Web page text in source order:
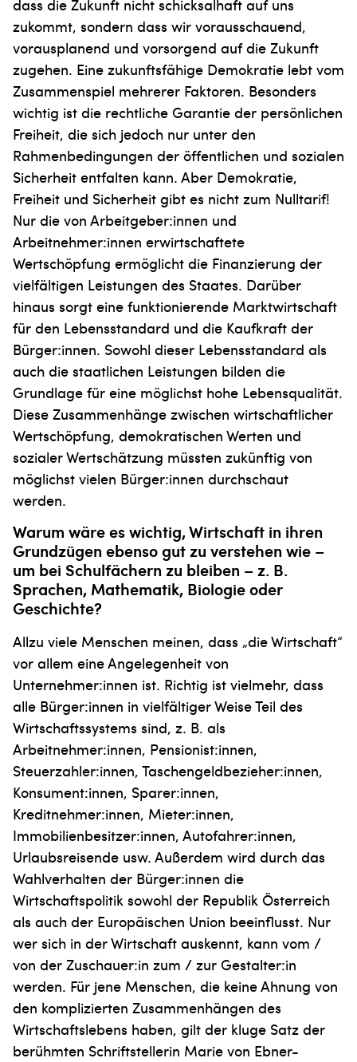
dass die Zukunft nicht schicksalhaft auf uns
zukommt, sondern dass wir vorausschauend,
vorausplanend und vorsorgend auf die Zukunft
zugehen. Eine zukunftsfähige Demokratie lebt vom
Zusammenspiel mehrerer Faktoren. Be­sonders
wichtig ist die rechtliche Garantie der persönlichen
Freiheit, die sich jedoch nur unter den
Rahmenbedingungen der öffentlichen und sozialen
Sicherheit ent­falten kann. Aber Demokratie,
Freiheit und Sicherheit gibt es nicht zum Nulltarif!
Nur die von Arbeitgeber:innen und
Arbeitnehmer:innen erwirtschaftete
Wertschöpfung ermöglicht die Finanzierung der
vielfältigen Leistun­gen des Staates. Darüber
hinaus sorgt eine funktionierende Marktwirtschaft
für den Lebensstandard und die Kaufkraft der
Bürger:innen. Sowohl dieser Lebensstandard als
auch die staatlichen Leistungen bilden die
Grundlage für eine möglichst hohe Lebensqualität.
Diese Zusammenhänge zwischen wirtschaftlicher
Wertschöpfung, demokratischen Werten und
sozialer Wertschätzung müssten zukünftig von
möglichst vielen Bürger:innen durchschaut
werden.
Warum wäre es wichtig, Wirtschaft in ihren
Grundzügen ebenso gut zu ver­stehen wie –
um bei Schulfächern zu bleiben – z. B.
Sprachen, Mathematik, Biologie oder
Geschichte?
Allzu viele Menschen meinen, dass „die Wirtschaft“
vor allem eine Angelegenheit von
Unternehmer:innen ist. Richtig ist vielmehr, dass
alle Bürger:innen in vielfäl­tiger Weise Teil des
Wirtschaftssystems sind, z. B. als
Arbeitnehmer:innen, Pensionist:innen,
Steuerzahler:innen, Taschengeld­bezieher:innen,
Konsument:innen, Sparer:innen,
Kreditnehmer:innen, Mieter:innen,
Immobilienbesitzer:innen, Autofahrer:innen,
Urlaubsreisende usw. Außerdem wird durch das
Wahlverhalten der Bürger:innen die
Wirtschaftspolitik sowohl der Republik Österreich
als auch der Europäischen Union beeinflusst. Nur
wer sich in der Wirtschaft auskennt, kann vom /
von der Zuschauer:in zum / zur Gestalter:in
werden. Für jene Menschen, die keine Ahnung von
den komplizierten Zusammenhängen des
Wirtschaftslebens haben, gilt der kluge Satz der
berühmten Schriftstellerin Marie von Ebner-